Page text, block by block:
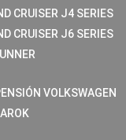
CRUISER J4 SERIES
CRUISER J6 SERIES
VOLKSWAGEN